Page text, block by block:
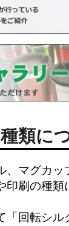
類に
、マグカッ
印刷の種類
「 回転シル